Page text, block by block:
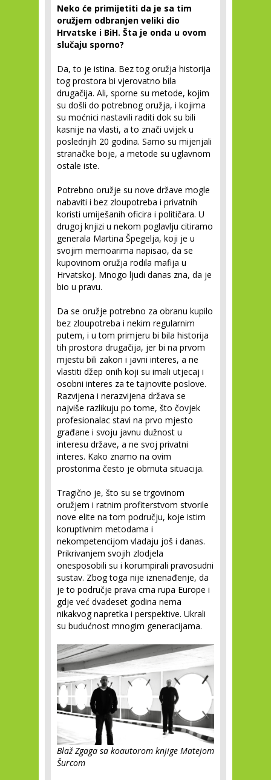
Neko će primijetiti da je sa tim
oružjem odbranjen veliki dio
Hrvatske i BiH. Šta je onda u ovom
slučaju sporno?
Da, to je istina. Bez tog oružja historija
tog prostora bi vjerovatno bila
drugačija. Ali, sporne su metode, kojim
su došli do potrebnog oružja, i kojima
su moćnici nastavili raditi dok su bili
kasnije na vlasti, a to znači uvijek u
poslednjih 20 godina. Samo su mijenjali
stranačke boje, a metode su uglavnom
ostale iste.
Potrebno oružje su nove države mogle
nabaviti i bez zloupotreba i privatnih
koristi umiješanih oficira i političara. U
drugoj knjizi u nekom poglavlju citiramo
generala Martina Špegelja, koji je u
svojim memoarima napisao, da se
kupovinom oružja rodila mafija u
Hrvatskoj. Mnogo ljudi danas zna, da je
bio u pravu.
Da se oružje potrebno za obranu kupilo
bez zloupotreba i nekim regularnim
putem, i u tom primjeru bi bila historija
tih prostora drugačija, jer bi na prvom
mjestu bili zakon i javni interes, a ne
vlastiti džep onih koji su imali utjecaj i
osobni interes za te tajnovite poslove.
Razvijena i nerazvijena država se
najviše razlikuju po tome, što čovjek
profesionalac stavi na prvo mjesto
građane i svoju javnu dužnost u
interesu države, a ne svoj privatni
interes. Kako znamo na ovim
prostorima često je obrnuta situacija.
Tragično je, što su se trgovinom
oružjem i ratnim profiterstvom stvorile
nove elite na tom području, koje istim
koruptivnim metodama i
nekompetencijom vladaju još i danas.
Prikrivanjem svojih zlodjela
onesposobili su i korumpirali pravosudni
sustav. Zbog toga nije iznenađenje, da
je to područje prava crna rupa Europe i
gdje već dvadeset godina nema
nikakvog napretka i perspektive. Ukrali
su budućnost mnogim generacijama.
Blaž Zgaga sa koautorom knjige Matejom
Šurcom